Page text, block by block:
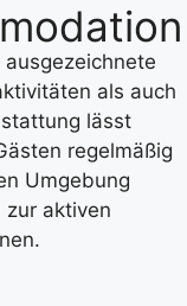
als auch
lässt
regelmäßig
Umgebung
zur aktiven